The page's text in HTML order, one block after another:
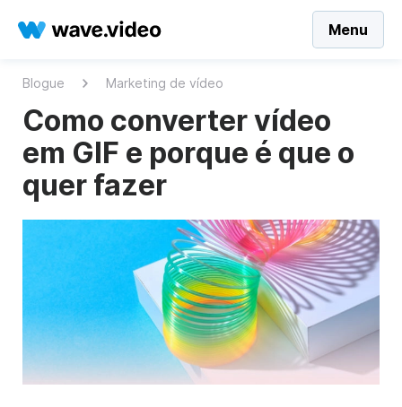
Menu
Blogue Marketing de vídeo
Como converter vídeo
em GIF e porque é que o
quer fazer